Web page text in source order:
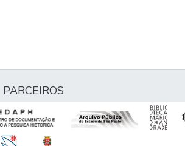
PARCEIROS